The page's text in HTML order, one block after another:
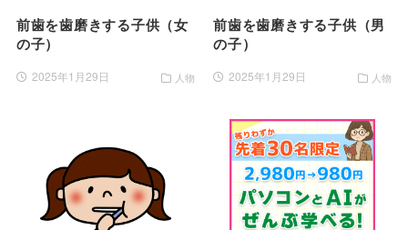
前歯を歯磨きする子供（女
の子）
2025年1月29日 人物
前歯を歯磨きする子供（男
の子）
2025年1月29日 人物